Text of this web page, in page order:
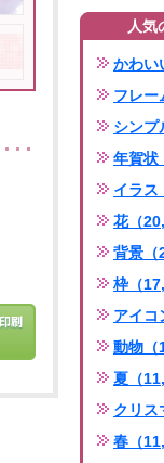
人気
かわい
フレー
シンプ
年賀状
イラス
花（
背景（
枠（
アイコ
動物（
夏（
クリス
春（